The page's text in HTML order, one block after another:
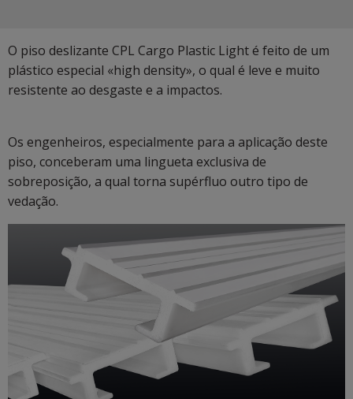
O piso deslizante CPL Cargo Plastic Light é feito de um
plástico especial «high density», o qual é leve e muito
resistente ao desgaste e a impactos.
Os engenheiros, especialmente para a aplicação deste
piso, conceberam uma lingueta exclusiva de
sobreposição, a qual torna supérfluo outro tipo de
vedação.